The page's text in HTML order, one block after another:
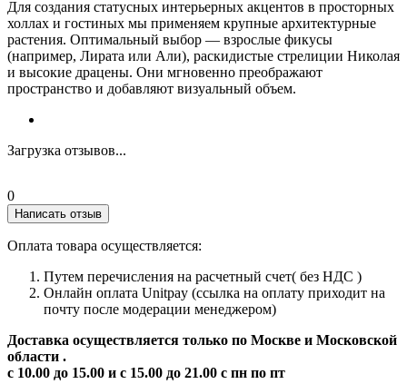
Для создания статусных интерьерных акцентов в просторных
холлах и гостиных мы применяем крупные архитектурные
растения. Оптимальный выбор — взрослые фикусы
(например, Лирата или Али), раскидистые стрелиции Николая
и высокие драцены. Они мгновенно преображают
пространство и добавляют визуальный объем.
Загрузка отзывов...
0
Написать отзыв
Оплата товара осуществляется:
Путем перечисления на расчетный счет( без НДС )
Онлайн оплата Unitpay (ссылка на оплату приходит на
почту после модерации менеджером)
Доставка осуществляется только по Москве и Московской
области .
с 10.00 до 15.00 и с 15.00 до 21.00 с пн по пт